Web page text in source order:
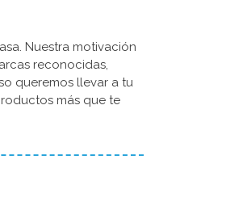
Nuestra motivación
reconocidas,
queremos llevar a tu
más que te